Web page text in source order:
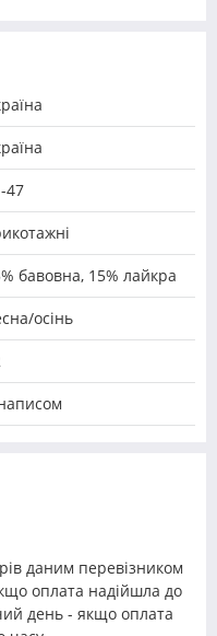
47
бавовна, 15% лайкра
осінь
даним перевізником
оплата надійшла до
день - якщо оплата